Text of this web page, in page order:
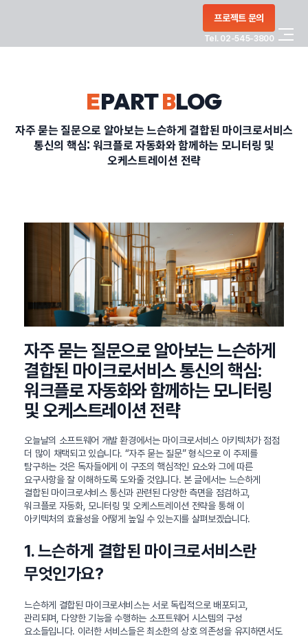
프로젝트 문의
Tel. 02-545-3800
PORTFOLIO
CONTACT
정부지원사업
EPARTBLOG
자주 묻는 질문으로 알아보는 느슨하게 결합된 마이크로서비스
통신의 핵심: 워크플로 자동화와 함께하는 모니터링 및
오케스트레이션 전략
자주 묻는 질문으로 알아보는 느슨하게
결합된 마이크로서비스 통신의 핵심:
워크플로 자동화와 함께하는 모니터링
및 오케스트레이션 전략
오늘날의 소프트웨어 개발 환경에서는 마이크로서비스 아키텍처가 점점
더 많이 채택되고 있습니다. “자주 묻는 질문” 형식으로 이 주제를
탐구하는 것은 독자들에게 이 구조의 핵심적인 요소와 그에 따른
요구사항을 잘 이해하도록 도와줄 것입니다. 본 글에서는 느슨하게
결합된 마이크로서비스 통신과 관련된 다양한 측면을 점검하고,
워크플로 자동화, 모니터링 및 오케스트레이션 전략을 통해 이
아키텍처의 효율성을 어떻게 높일 수 있는지를 살펴보겠습니다.
1. 느슨하게 결합된 마이크로서비스란
무엇인가요?
느슨하게 결합된 마이크로서비스는 서로 독립적으로 배포되고,
관리되며, 다양한 기능을 수행하는 소프트웨어 시스템의 구성
요소들입니다. 이러한 서비스들은 최소한의 상호 의존성을 유지하면서도